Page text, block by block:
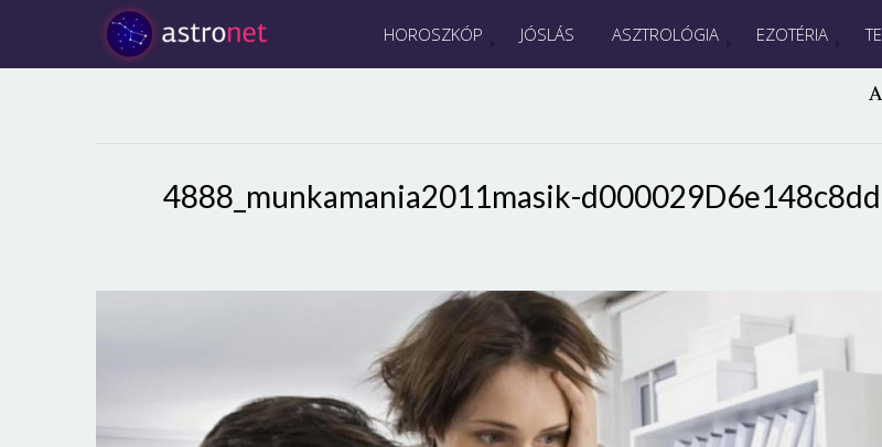
HOROSZKÓP JÓSLÁS ASZTROLÓGIA EZOTÉRIA
4888_munkamania2011masik-